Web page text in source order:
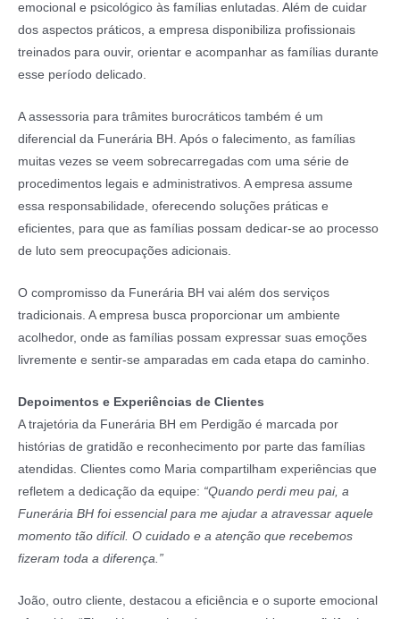
emocional e psicológico às famílias enlutadas. Além de cuidar
dos aspectos práticos, a empresa disponibiliza profissionais
treinados para ouvir, orientar e acompanhar as famílias durante
esse período delicado.
A assessoria para trâmites burocráticos também é um
diferencial da Funerária BH. Após o falecimento, as famílias
muitas vezes se veem sobrecarregadas com uma série de
procedimentos legais e administrativos. A empresa assume
essa responsabilidade, oferecendo soluções práticas e
eficientes, para que as famílias possam dedicar-se ao processo
de luto sem preocupações adicionais.
O compromisso da Funerária BH vai além dos serviços
tradicionais. A empresa busca proporcionar um ambiente
acolhedor, onde as famílias possam expressar suas emoções
livremente e sentir-se amparadas em cada etapa do caminho.
Depoimentos e Experiências de Clientes
A trajetória da Funerária BH em Perdigão é marcada por
histórias de gratidão e reconhecimento por parte das famílias
atendidas. Clientes como Maria compartilham experiências que
refletem a dedicação da equipe: “Quando perdi meu pai, a
Funerária BH foi essencial para me ajudar a atravessar aquele
momento tão difícil. O cuidado e a atenção que recebemos
fizeram toda a diferença.”
João, outro cliente, destacou a eficiência e o suporte emocional